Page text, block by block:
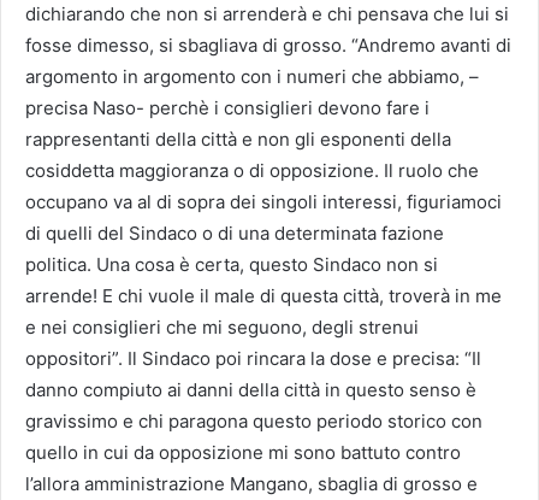
dichiarando che non si arrenderà e chi pensava che lui si
fosse dimesso, si sbagliava di grosso. “Andremo avanti di
argomento in argomento con i numeri che abbiamo, –
precisa Naso- perchè i consiglieri devono fare i
rappresentanti della città e non gli esponenti della
cosiddetta maggioranza o di opposizione. Il ruolo che
occupano va al di sopra dei singoli interessi, figuriamoci
di quelli del Sindaco o di una determinata fazione
politica. Una cosa è certa, questo Sindaco non si
arrende! E chi vuole il male di questa città, troverà in me
e nei consiglieri che mi seguono, degli strenui
oppositori”. Il Sindaco poi rincara la dose e precisa: “Il
danno compiuto ai danni della città in questo senso è
gravissimo e chi paragona questo periodo storico con
quello in cui da opposizione mi sono battuto contro
l’allora amministrazione Mangano, sbaglia di grosso e